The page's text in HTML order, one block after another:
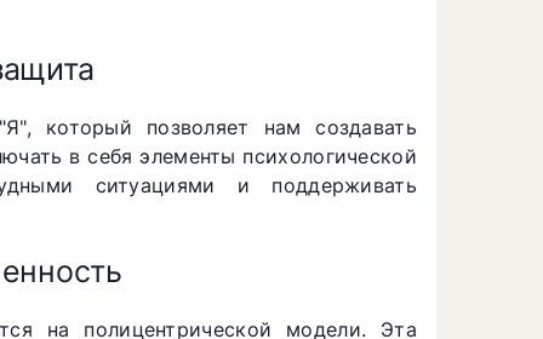
который позволяет нам создавать
в себя элементы психологической
ситуациями и поддерживать
на полицентрической модели. Эта